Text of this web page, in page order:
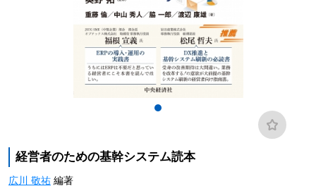
経営者のための基幹システム読本
広川 敬祐編著